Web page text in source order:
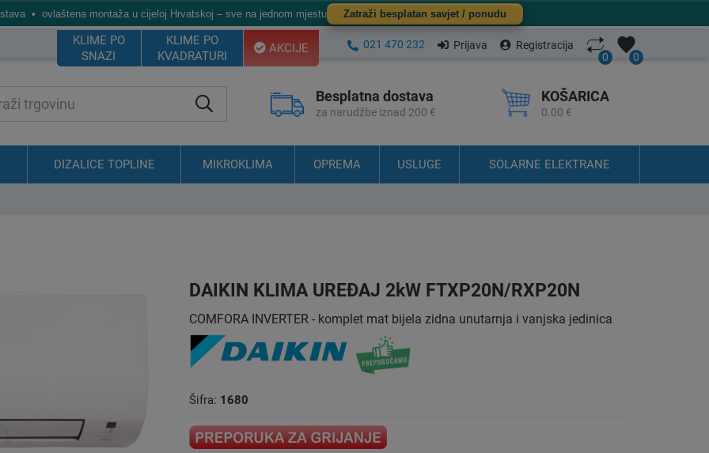
• ovlaštena montaža u cijeloj Hrvatskoj – sve na jednom mjestu Zatraži besplatan savjet / ponudu
KLIME PO
SNAZI
KLIME PO
KVADRATURI
AKCIJE 021 470 232 Prijava
Registracija
0
0
Besplatna dostava
za narudžbe iznad 200 €
KOŠARICA
0.00 €
DIZALICE TOPLINE MIKROKLIMA OPREMA USLUGE SOLARNE ELEKTRANE
DAIKIN KLIMA UREĐAJ 2kW FTXP20N/RXP20N
COMFORA INVERTER - komplet mat bijela zidna unutarnja i vanjska jedinica
Šifra: 1680